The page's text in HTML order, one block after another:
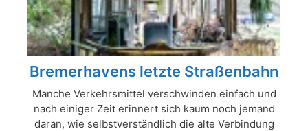
Bremerhavens letzte Straßenbahn
Manche Verkehrsmittel verschwinden einfach und
nach einiger Zeit erinnert sich kaum noch jemand
daran, wie selbstverständlich die alte Verbindung